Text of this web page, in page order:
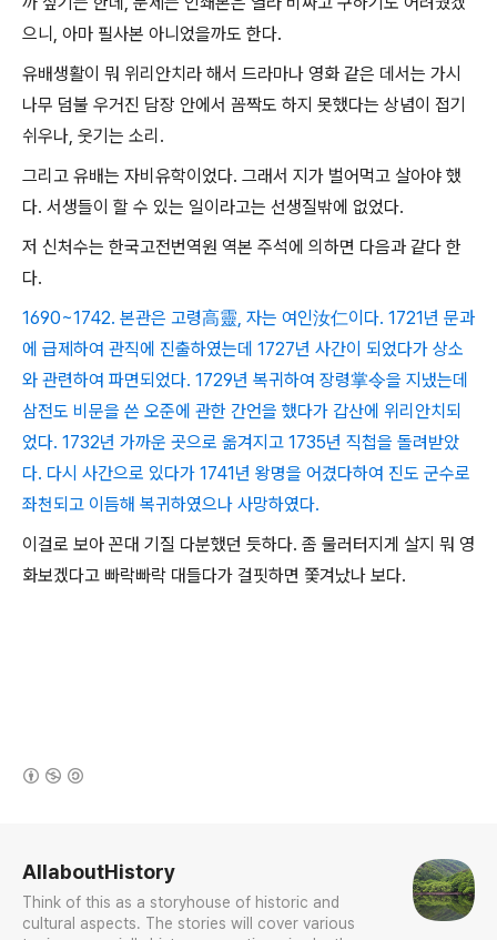
으니, 아마 필사본 아니었을까도 한다.
유배생활이 뭐 위리안치라 해서 드라마나 영화 같은 데서는 가시
나무 덤불 우거진 담장 안에서 꼼짝도 하지 못했다는 상념이 접기
쉬우나, 웃기는 소리.
그리고 유배는 자비유학이었다. 그래서 지가 벌어먹고 살아야 했
다. 서생들이 할 수 있는 일이라고는 선생질밖에 없었다.
저 신처수는 한국고전번역원 역본 주석에 의하면 다음과 같다 한
다.
1690~1742. 본관은 고령高靈, 자는 여인汝仁이다. 1721년 문과
에 급제하여 관직에 진출하였는데 1727년 사간이 되었다가 상소
와 관련하여 파면되었다. 1729년 복귀하여 장령掌令을 지냈는데
삼전도 비문을 쓴 오준에 관한 간언을 했다가 갑산에 위리안치되
었다. 1732년 가까운 곳으로 옮겨지고 1735년 직첩을 돌려받았
다. 다시 사간으로 있다가 1741년 왕명을 어겼다하여 진도 군수로
좌천되고 이듬해 복귀하였으나 사망하였다.
이걸로 보아 꼰대 기질 다분했던 듯하다. 좀 물러터지게 살지 뭐 영
화보겠다고 빠락빠락 대들다가 걸핏하면 쫓겨났나 보다.
AllaboutHistory
Think of this as a storyhouse of historic and
cultural aspects. The stories will cover various